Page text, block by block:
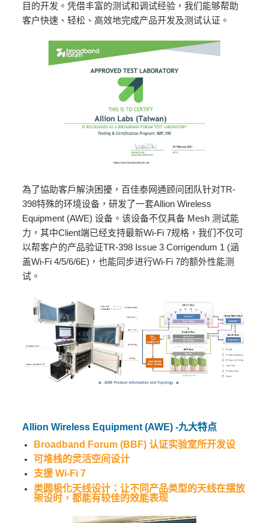
目的开发。凭借丰富的测试和调试经验，我们能够帮助
客户快速、轻松、高效地完成产品开发及测试认证。
為了協助客戶解決困擾，百佳泰网通顾问团队针对TR-
398特殊的环境设备，研发了一套Allion Wireless
Equipment (AWE) 设备。该设备不仅具备 Mesh 测试能
力，其中Client端已经支持最新Wi-Fi 7规格，我们不仅可
以帮客户的产品验证TR-398 Issue 3 Corrigendum 1 (涵
盖Wi-Fi 4/5/6/6E)，也能同步进行Wi-Fi 7的额外性能测
试。
Allion Wireless Equipment (AWE) -九大特点
Broadband Forum (BBF) 认证实验室所开发设
可堆栈的灵活空间设计
支援 Wi-Fi 7
类圆极化天线设计：让不同产品类型的天线在摆放
架设时，都能有较佳的效能表现